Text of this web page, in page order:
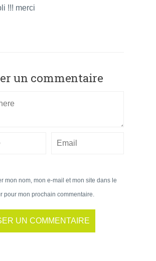
!!! merci
un commentaire
mon nom, mon e-mail et mon site dans le
pour mon prochain commentaire.